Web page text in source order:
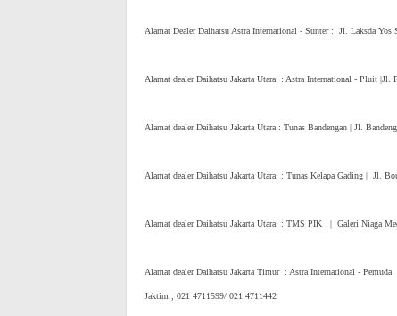
Alamat Dealer Daihatsu Astra International - Sunter : Jl. Laksda
Alamat dealer Daihatsu Jakarta Utara : Astra International - Pluit
Alamat dealer Daihatsu Jakarta Utara : Tunas Bandengan | Jl.
Alamat dealer Daihatsu Jakarta Utara : Tunas Kelapa Gading
Alamat dealer Daihatsu Jakarta Utara : TMS PIK | Galeri Niaga
Alamat dealer Daihatsu Jakarta Timur : Astra International -
Jaktim , 021 4711599/ 021 4711442